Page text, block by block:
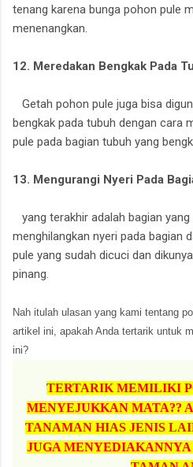
tenang karena bunga pohon pule
menenangkan.
12. Meredakan Bengkak Pada
Getah pohon pule juga bisa
bengkak pada tubuh dengan cara
pule pada bagian tubuh yang
13. Mengurangi Nyeri Pada
yang terakhir adalah bagian
menghilangkan nyeri pada bagian
pule yang sudah dicuci dan
pinang.
Nah itulah ulasan yang kami tentang
artikel ini, apakah Anda tertarik untuk
ini?
TERTARIK MEMILIKI
MENYEJUKKAN MATA??
TANAMAN HIAS JENIS
JUGA